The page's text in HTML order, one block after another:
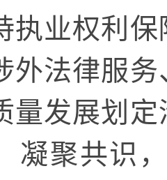
执业权利
外法律服
量发展划
凝聚共识